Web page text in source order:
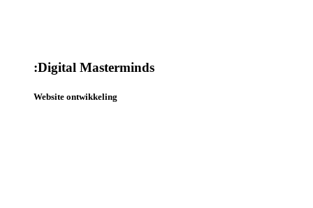
:Digital Masterminds
Website ontwikkeling